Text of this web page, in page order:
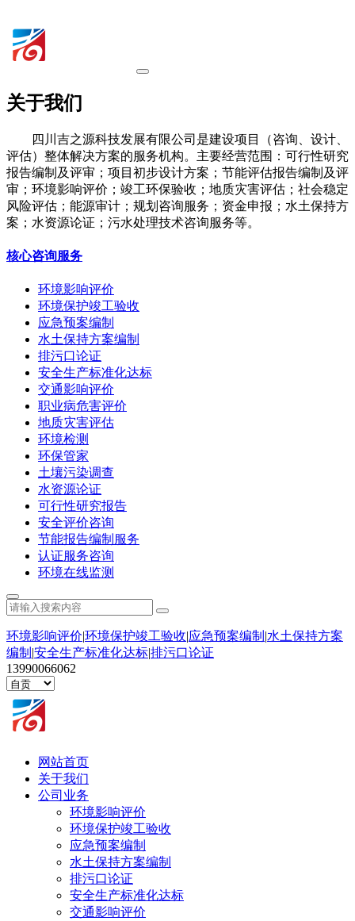
关于我们
四川吉之源科技发展有限公司是建设项目（咨询、设计、
评估）整体解决方案的服务机构。主要经营范围：可行性研究
报告编制及评审；项目初步设计方案；节能评估报告编制及评
审；环境影响评价；竣工环保验收；地质灾害评估；社会稳定
风险评估；能源审计；规划咨询服务；资金申报；水土保持方
案；水资源论证；污水处理技术咨询服务等。
核心咨询服务
环境影响评价
环境保护竣工验收
应急预案编制
水土保持方案编制
排污口论证
安全生产标准化达标
交通影响评价
职业病危害评价
地质灾害评估
环境检测
环保管家
土壤污染调查
水资源论证
可行性研究报告
安全评价咨询
节能报告编制服务
认证服务咨询
环境在线监测
环境影响评价|环境保护竣工验收|应急预案编制 |水土保持方案
编制 |安全生产标准化达标|排污口论证
13990066062
网站首页
关于我们
公司业务
环境影响评价
环境保护竣工验收
应急预案编制
水土保持方案编制
排污口论证
安全生产标准化达标
交通影响评价